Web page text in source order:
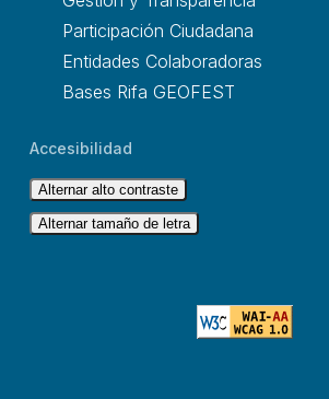
Participación Ciudadana
Entidades Colaboradoras
Bases Rifa GEOFEST
Accesibilidad
Alternar alto contraste
Alternar tamaño de letra